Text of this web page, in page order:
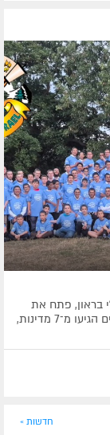
בראון, פתח את
שעריו ל־117 ילדים שיחוו קיץ חסידי ועוצמתי. החניכים הגיעו מ־7 מדינות,
חדשות »